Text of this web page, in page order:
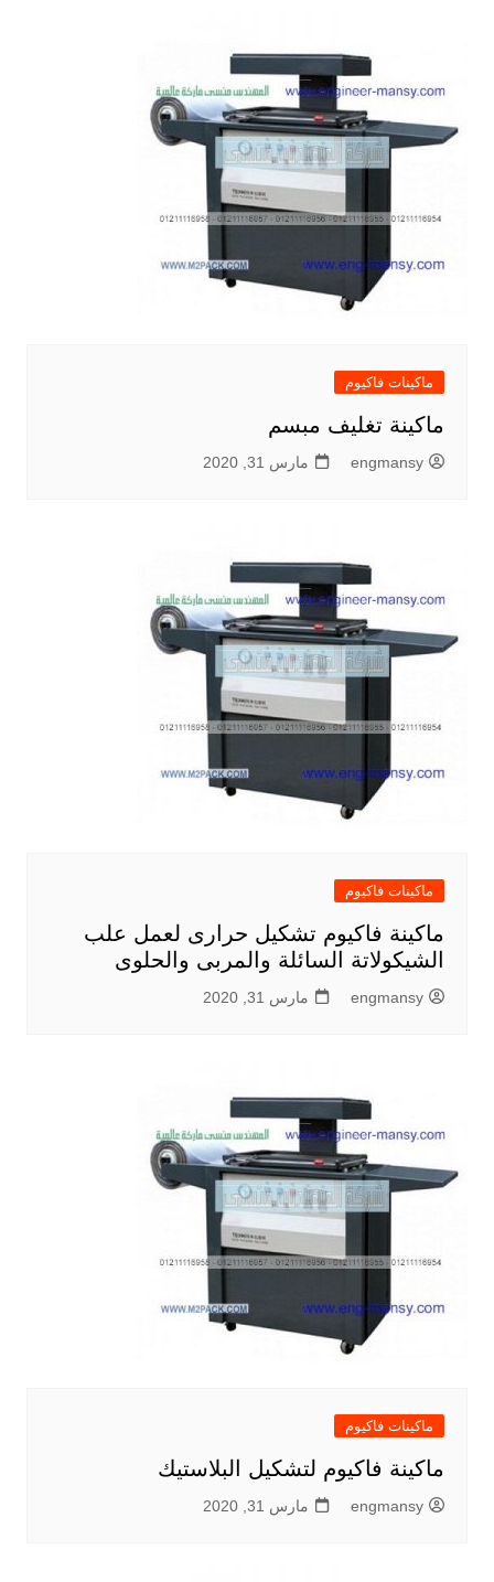
ماكينات فاكيوم
ماكينة تغليف مبسم
engmansy مارس 31, 2020
ماكينات فاكيوم
ماكينة فاكيوم تشكيل حرارى لعمل علب
الشيكولاتة السائلة والمربى والحلوى
engmansy مارس 31, 2020
ماكينات فاكيوم
ماكينة فاكيوم لتشكيل البلاستيك
engmansy مارس 31, 2020